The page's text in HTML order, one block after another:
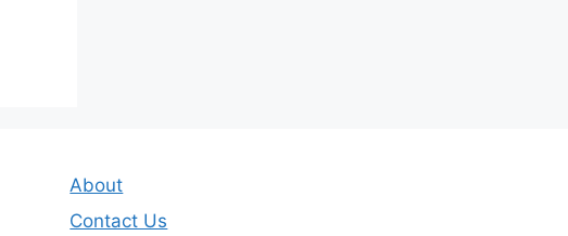
About
Contact Us